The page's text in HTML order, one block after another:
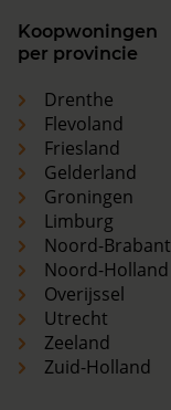
Koopwoningen
per provincie
Drenthe
Flevoland
Friesland
Gelderland
Groningen
Limburg
Noord-Brabant
Noord-Holland
Overijssel
Utrecht
Zeeland
Zuid-Holland